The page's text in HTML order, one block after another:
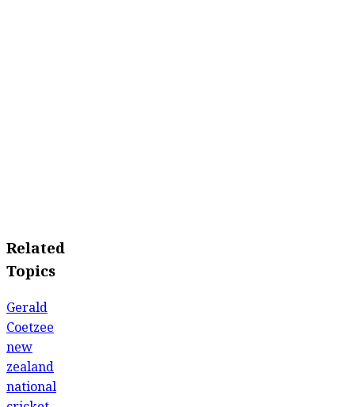
Related
Topics
Gerald
Coetzee
new
zealand
national